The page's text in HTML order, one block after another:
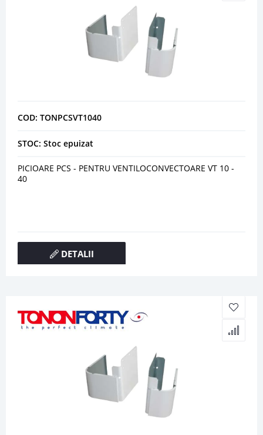
COD: TONPCSVT1040
STOC: Stoc epuizat
PICIOARE PCS - PENTRU VENTILOCONVECTOARE VT 10 -
40
DETALII